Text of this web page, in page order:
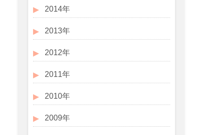
2014年
2013年
2012年
2011年
2010年
2009年